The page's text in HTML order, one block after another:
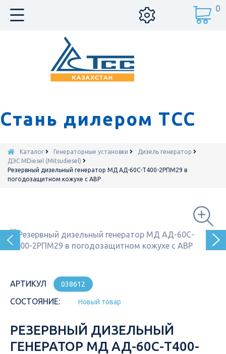
Стань дилером ТСС
0
Каталог Генераторные установки
Дизель генератор
ДЭС MDiesel (Mitsudiesel)
Резервный дизельный генератор МД АД-60С-Т400-2РПМ29 в
погодозащитном кожухе с АВР
АРТИКУЛ 038612
СОСТОЯНИЕ: Новый товар
РЕЗЕРВНЫЙ ДИЗЕЛЬНЫЙ
ГЕНЕРАТОР МД АД-60С-Т400-